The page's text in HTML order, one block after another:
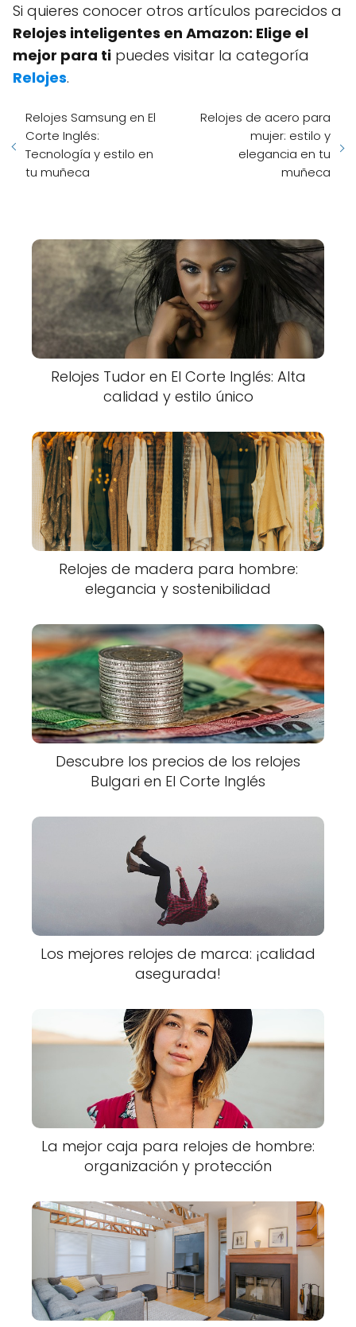
Si quieres conocer otros artículos parecidos a
Relojes inteligentes en Amazon: Elige el
mejor para ti puedes visitar la categoría
Relojes.
Relojes Samsung en El
Corte Inglés:
Tecnología y estilo en
tu muñeca
Relojes de acero para
mujer: estilo y
elegancia en tu
muñeca
Relojes Tudor en El Corte Inglés: Alta
calidad y estilo único
Relojes de madera para hombre:
elegancia y sostenibilidad
Descubre los precios de los relojes
Bulgari en El Corte Inglés
Los mejores relojes de marca: ¡calidad
asegurada!
La mejor caja para relojes de hombre:
organización y protección